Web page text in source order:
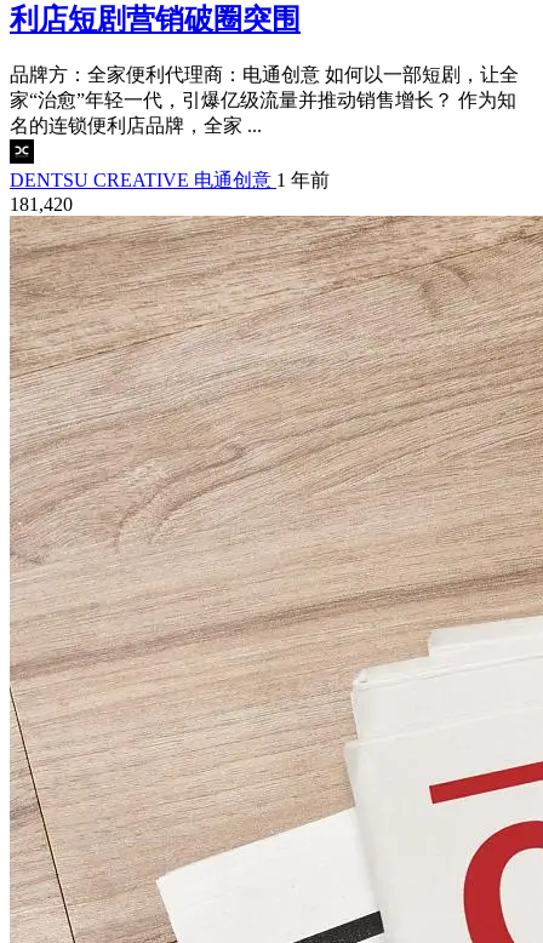
利店短剧营销破圈突围
品牌方：全家便利代理商：电通创意 如何以一部短剧，让全
家“治愈”年轻一代，引爆亿级流量并推动销售增长？ 作为知
名的连锁便利店品牌，全家 ...
DENTSU CREATIVE 电通创意 1 年前
181,420